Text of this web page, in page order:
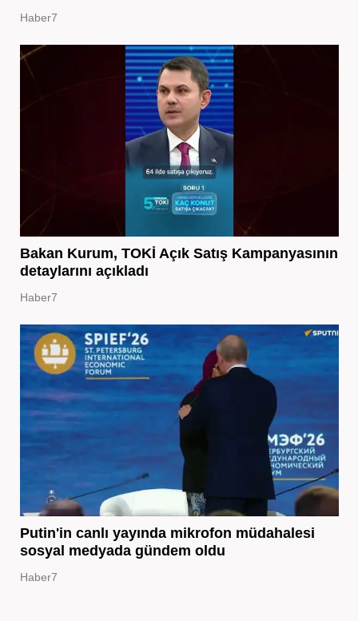
Haber7
Bakan Kurum, TOKİ Açık Satış Kampanyasının
detaylarını açıkladı
Haber7
Putin'in canlı yayında mikrofon müdahalesi
sosyal medyada gündem oldu
Haber7